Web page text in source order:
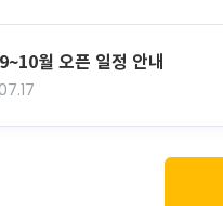
월 오픈 일정 안내